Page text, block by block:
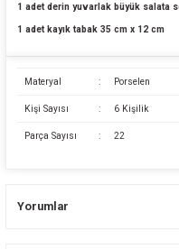
1 adet derin yuvarlak büyük salata
1 adet kayık tabak 35 cm x 12 cm
Materyal : Porselen
Kişi Sayısı : 6 Kişilik
Parça Sayısı : 22
Yorumlar